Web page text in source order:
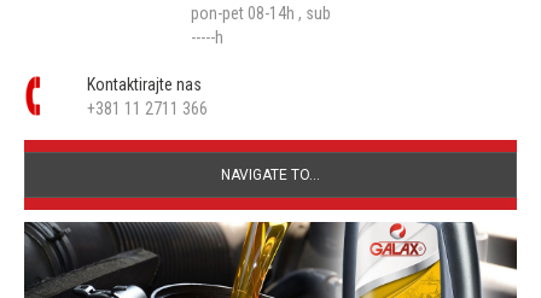
pon-pet 08-14h , sub
-----h
Kontaktirajte nas
+381 11 2711 366
NAVIGATE TO...